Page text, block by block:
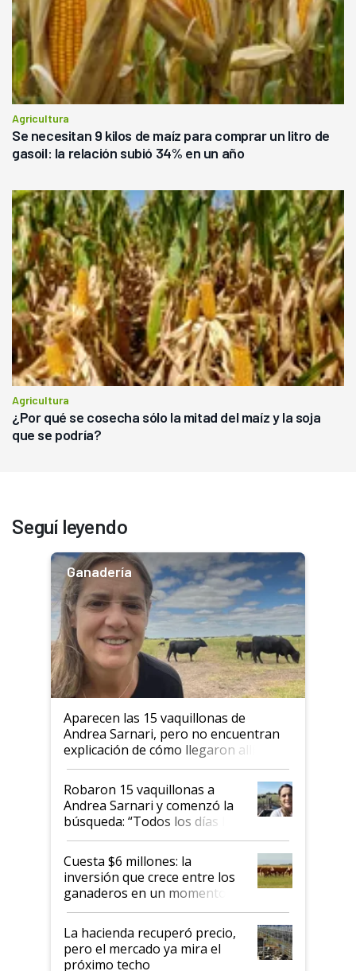
Agricultura
Se necesitan 9 kilos de maíz para comprar un litro de
gasoil: la relación subió 34% en un año
Agricultura
¿Por qué se cosecha sólo la mitad del maíz y la soja
que se podría?
Seguí leyendo
Ganadería
Aparecen las 15 vaquillonas de
Andrea Sarnari, pero no encuentran
explicación de cómo llegaron allí
Robaron 15 vaquillonas a
Andrea Sarnari y comenzó la
búsqueda: “Todos los días le
toca a algún productor”
Cuesta $6 millones: la
inversión que crece entre los
ganaderos en un momento
histórico para la actividad
La hacienda recuperó precio,
pero el mercado ya mira el
próximo techo